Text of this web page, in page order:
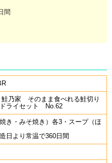
間
鮭乃家 そのまま食べれる鮭切り
ライセット No.62
き・みそ焼き）各3・スープ（ほ
日より常温で360日間